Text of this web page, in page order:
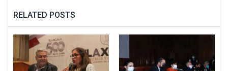
RELATED POSTS